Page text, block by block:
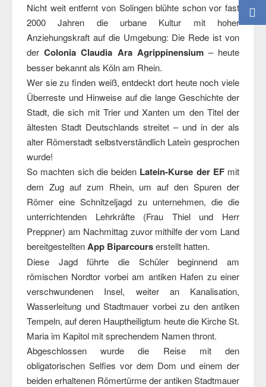
Nicht weit entfernt von Solingen blühte schon vor fast
2000 Jahren die urbane Kultur mit hoher
Anziehungskraft auf die Umgebung: Die Rede ist von
derColonia Claudia Ara Agrippinensium– heute
besser bekannt als Köln am Rhein.
Wer sie zu finden weiß, entdeckt dort heute noch viele
Überreste und Hinweise auf die lange Geschichte der
Stadt, die sich mit Trier und Xanten um den Titel der
ältesten Stadt Deutschlands streitet – und in der als
alter Römerstadt selbstverständlich Latein gesprochen
wurde!
So machten sich die beiden Latein-Kurse der EFmit
dem Zug auf zum Rhein, um auf den Spuren der
Römer eine Schnitzeljagd zu unternehmen, die die
unterrichtenden Lehrkräfte (Frau Thiel und Herr
Preppner) am Nachmittag zuvor mithilfe der vom Land
bereitgestelltenApp Biparcourserstellt hatten.
Diese Jagd führte die Schüler beginnend am
römischen Nordtor vorbei am antiken Hafen zu einer
verschwundenen Insel, weiter an Kanalisation,
Wasserleitung und Stadtmauer vorbei zu den antiken
Tempeln, auf deren Hauptheiligtum heute die Kirche St.
Maria im Kapitol mit sprechendem Namen thront.
Abgeschlossen wurde die Reise mit den
obligatorischen Selfies vor dem Dom und einem der
beiden erhaltenen Römertürme der antiken Stadtmauer